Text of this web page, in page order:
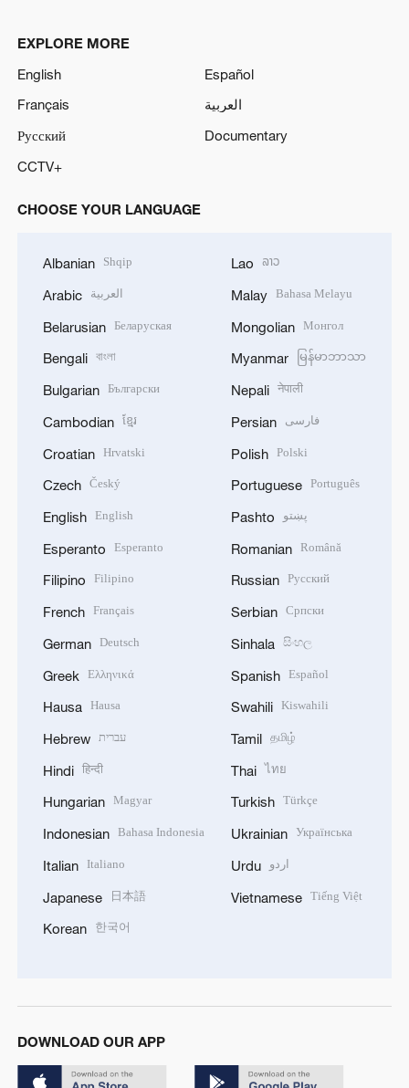
EXPLORE MORE
English
Español
Français
العربية
Русский
Documentary
CCTV+
CHOOSE YOUR LANGUAGE
Albanian Shqip
Arabic العربية
Belarusian Беларуская
Bengali বাংলা
Bulgarian Български
Cambodian ខ្មែរ
Croatian Hrvatski
Czech Český
English English
Esperanto Esperanto
Filipino Filipino
French Français
German Deutsch
Greek Ελληνικά
Hausa Hausa
Hebrew עברית
Hindi हिन्दी
Hungarian Magyar
Indonesian Bahasa Indonesia
Italian Italiano
Japanese 日本語
Korean 한국어
Lao ລາວ
Malay Bahasa Melayu
Mongolian Монгол
Myanmar မြန်မာဘာသာ
Nepali नेपाली
Persian فارسی
Polish Polski
Portuguese Português
Pashto پښتو
Romanian Română
Russian Русский
Serbian Српски
Sinhala සිංහල
Spanish Español
Swahili Kiswahili
Tamil தமிழ்
Thai ไทย
Turkish Türkçe
Ukrainian Українська
Urdu اردو
Vietnamese Tiếng Việt
DOWNLOAD OUR APP